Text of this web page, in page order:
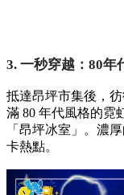
3. 一秒穿越：80年
抵達昂坪市集後，
滿 80 年代風格的霓
「昂坪冰室」。濃
卡熱點。